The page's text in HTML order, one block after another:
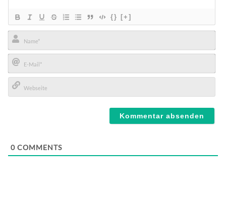
{} [+]
Name*
E-
Mail*
0 COMMENTS